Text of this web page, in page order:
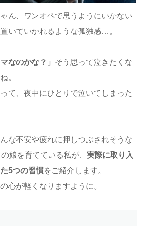
ん、ワンオペで思うようにいかない
いていかれるような孤独感…。
なのかな？」 そう思って泣きたくな
。
て、夜中にひとりで泣いてしまった
な不安や疲れに押しつぶされそうな
娘を育てている私が、 実際に取り入
5つの習慣をご紹介します。
心が軽くなりますように。